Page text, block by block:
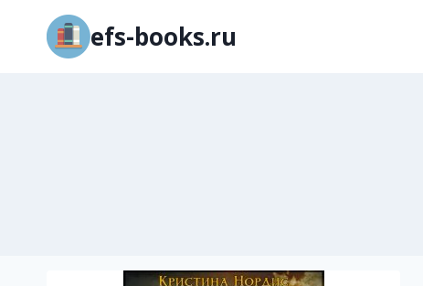
Перейти
содержимому
efs-books.ru